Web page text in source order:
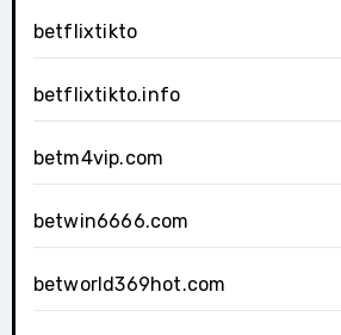
betflixtikto
betflixtikto.info
betm4vip.com
betwin6666.com
betworld369hot.com